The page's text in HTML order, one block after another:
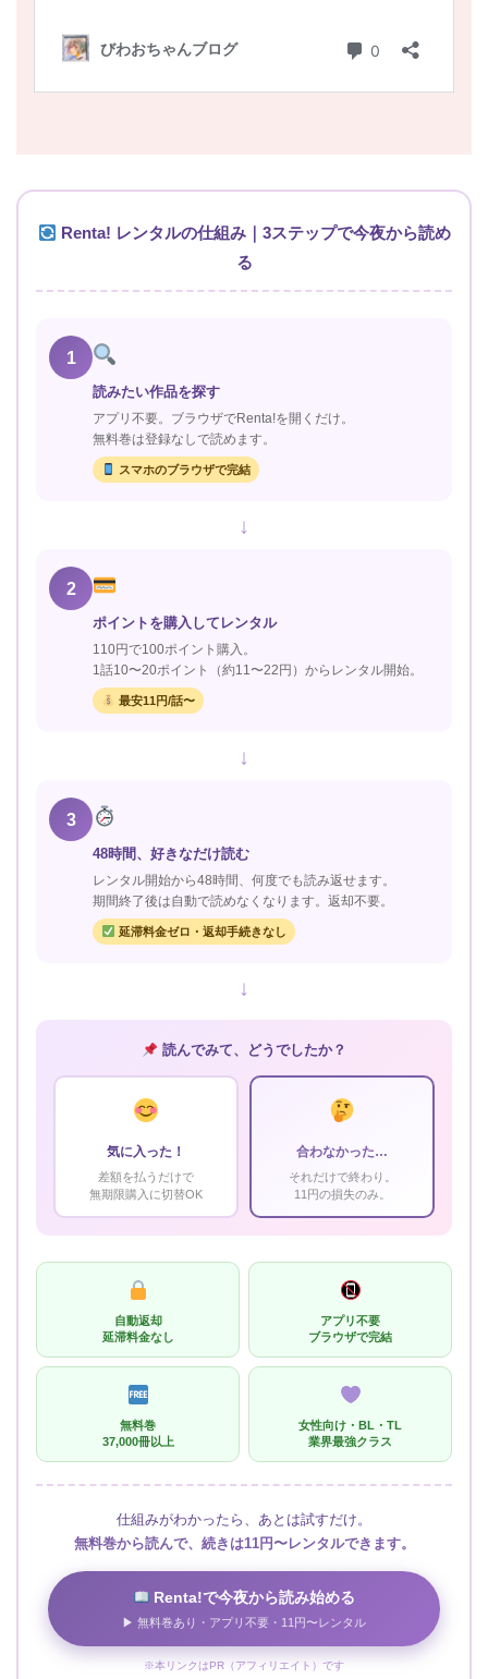
Renta! レンタルの仕組み｜3ステップで今夜から読め
る
1
読みたい作品を探す
アプリ不要。ブラウザでRenta!を開くだけ。
無料巻は登録なしで読めます。
スマホのブラウザで完結
↓
2
ポイントを購入してレンタル
110円で100ポイント購入。
1話10〜20ポイント（約11〜22円）からレンタル開始。
最安11円/話〜
↓
3
48時間、好きなだけ読む
レンタル開始から48時間、何度でも読み返せます。
期間終了後は自動で読めなくなります。返却不要。
延滞料金ゼロ・返却手続きなし
↓
読んでみて、どうでしたか？
気に入った！
差額を払うだけで
無期限購入に切替OK
合わなかった…
それだけで終わり。
11円の損失のみ。
自動返却
延滞料金なし
アプリ不要
ブラウザで完結
無料巻
37,000冊以上
女性向け・BL・TL
業界最強クラス
仕組みがわかったら、あとは試すだけ。
無料巻から読んで、続きは11円〜レンタルできます。
<img src=”//
Renta!で今夜から読み始める
▶ 無料巻あり・アプリ不要・11円〜レンタル
※本リンクはPR（アフィリエイト）です